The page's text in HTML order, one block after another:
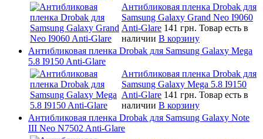
Антибликовая пленка Drobak для
Samsung Galaxy Grand Neo I9060
Anti-Glare 141 грн. Товар есть в
наличии В корзину
Антибликовая пленка Drobak для Samsung Galaxy Mega
5.8 I9150 Anti-Glare
Антибликовая пленка Drobak для
Samsung Galaxy Mega 5.8 I9150
Anti-Glare 141 грн. Товар есть в
наличии В корзину
Антибликовая пленка Drobak для Samsung Galaxy Note
III Neo N7502 Anti-Glare